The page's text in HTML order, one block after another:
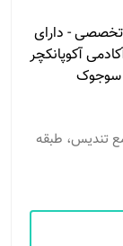
تخصصی - دارای
آکوپانکچر
سوجوک
تندیس، طبقه